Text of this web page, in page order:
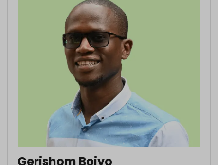
Gerishom Boiyo